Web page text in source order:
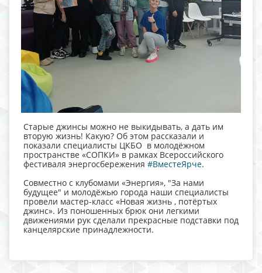
Старые джинсы можно не выкидывать, а дать им
вторую жизнь! Какую? Об этом рассказали и
показали специалисты ЦКБО в молодёжном
пространстве «СОПКИ» в рамках Всероссийского
фестиваля энергосбережения #ВместеЯрче.
Совместно с клубомами «Энергия», "За нами
будущее" и молодёжью города наши специалисты
провели мастер-класс «Новая жизнь , потёртых
джинс». Из поношенных брюк они легкими
движениями рук сделали прекрасные подставки под
канцелярские принадлежности.